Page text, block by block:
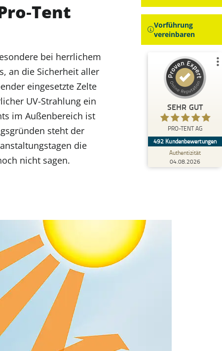
bei herrlichem
an die Sicherheit aller
eingesetzte Zelte
UV-Strahlung ein
im Außenbereich ist
steht der
die
nicht sagen.
SEHR GUT
PRO-TENT AG
492 Kundenbewertungen
Authentizität
04.08.2026
Kundenbewertungen und Erfahrungen zu
PRO-TENT AG
100
%
Empfehlungen auf
ProvenExpert.com
SEHR GUT
354
Bewertungen auf
Vorführung
vereinbaren